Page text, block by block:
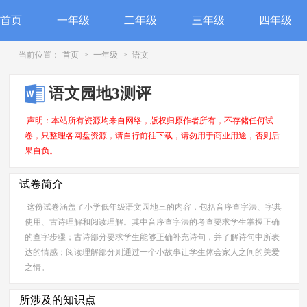
首页 一年级 二年级 三年级 四年级
当前位置： 首页 > 一年级 > 语文
语文园地3测评
声明：本站所有资源均来自网络，版权归原作者所有，不存储任何试
卷，只整理各网盘资源，请自行前往下载，请勿用于商业用途，否则后
果自负。
试卷简介
这份试卷涵盖了小学低年级语文园地三的内容，包括音序查字法、字典
使用、古诗理解和阅读理解。其中音序查字法的考查要求学生掌握正确
的查字步骤；古诗部分要求学生能够正确补充诗句，并了解诗句中所表
达的情感；阅读理解部分则通过一个小故事让学生体会家人之间的关爱
之情。
所涉及的知识点